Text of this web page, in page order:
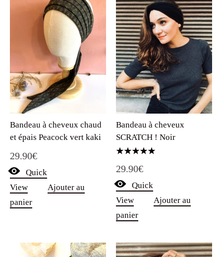
Bandeau à cheveux chaud
et épais Peacock vert kaki
29.90€
Quick
View
Ajouter au
panier
Bandeau à cheveux
SCRATCH ! Noir
5.00
sur 5
29.90€
Quick
View
Ajouter au
panier